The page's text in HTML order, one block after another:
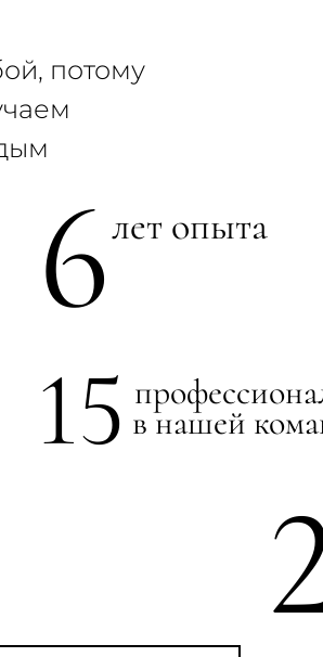
потому
6лет опыта
15 в нашей